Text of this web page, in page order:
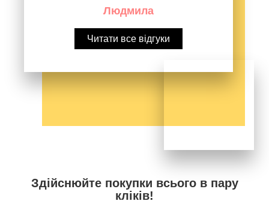
Людмила
Читати все відгуки
Здійснюйте покупки всього в пару
кліків!